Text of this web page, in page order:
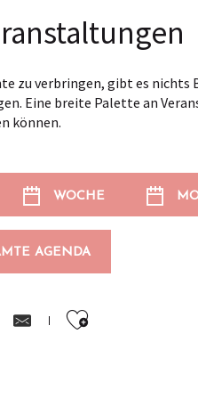
zu verbringen, gibt es nichts
Eine breite Palette an
können.
WOCHE
AGENDA
Ajouter